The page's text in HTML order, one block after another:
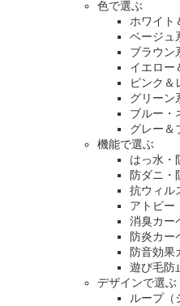
色で選ぶ
ホワイト
ベージュ
ブラウン
イエロー
ピンク＆
グリーン
ブルー・
グレー＆
機能で選ぶ
はっ水・
防ダニ・
抗ウィル
アトピー
消臭カー
防炎カー
防音効果
遊び毛防
デザインで選ぶ
ループ（